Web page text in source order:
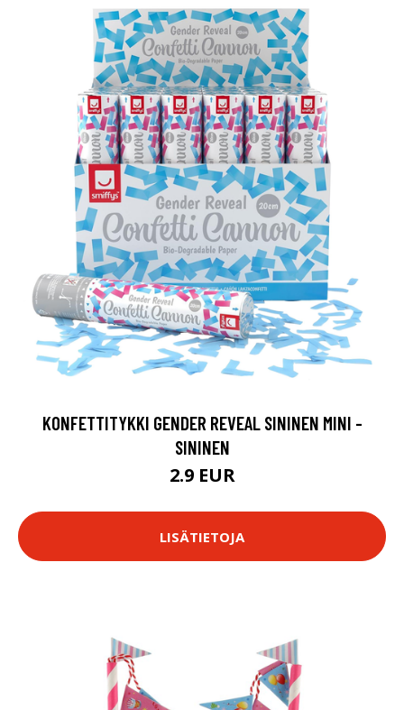
KONFETTITYKKI GENDER REVEAL SININEN MINI -
SININEN
2.9 EUR
LISÄTIETOJA